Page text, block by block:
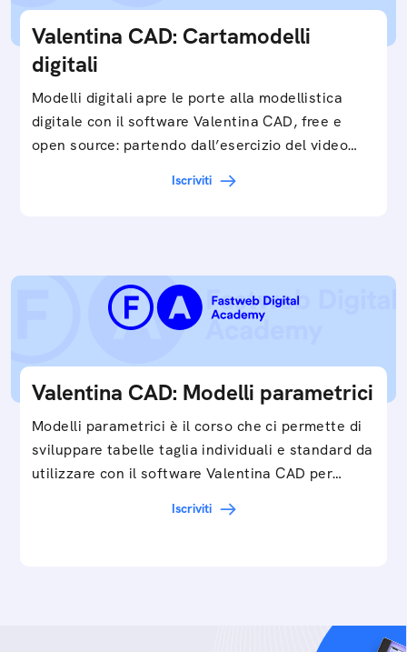
Valentina CAD: Cartamodelli
digitali
Modelli digitali apre le porte alla modellistica
digitale con il software Valentina CAD, free e
open source: partendo dall’esercizio del video…
Iscriviti
Valentina CAD: Modelli parametrici
Modelli parametrici è il corso che ci permette di
sviluppare tabelle taglia individuali e standard da
utilizzare con il software Valentina CAD per…
Iscriviti